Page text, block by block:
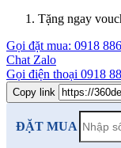
Tặng ngay
Gọi đặt mua: 0918
Chat Zalo
Gọi điện thoại 0918
Copy link
ĐẶT MUA